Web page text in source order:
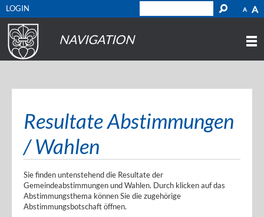
A A
LOGIN
NAVIGATION
Resultate Abstimmungen
/ Wahlen
Sie finden untenstehend die Resultate der
Gemeindeabstimmungen und Wahlen. Durch klicken auf das
Abstimmungsthema können Sie die zugehörige
Abstimmungsbotschaft öffnen.